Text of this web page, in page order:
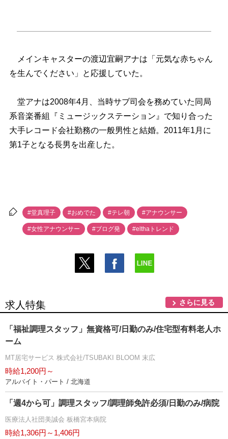
メインキャスターの渡辺宜嗣アナは「元気な赤ちゃん
を生んでください」と応援していた。
堂アナは2008年4月、当時サブ司会を務めていた同局
系音楽番組『ミュージックステーション』で知り合った
大手レコード会社勤務の一般男性と結婚。2011年1月に
第1子となる長男を出産した。
#堂真理子 #おめでた #テレ朝 #アナウンサー
#女性アナウンサー #ブログ発 #elthaトレンド
求人特集 さらに見る
「福祉調理スタッフ」無資格可/日勤のみ/住宅型有料老人ホ
ーム
MT居宅サービス 株式会社/TSUBAKI BLOOM 末広
時給1,200円～
アルバイト・パート / 北海道
「週4から可」調理スタッフ/調理師免許必須/日勤のみ/病院
医療法人社団美誠会 板橋宮本病院
時給1,306円～1,406円